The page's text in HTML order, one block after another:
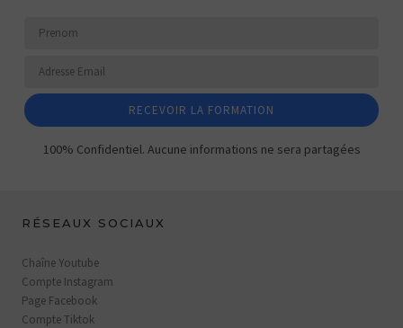
RECEVOIR LA FORMATION
100% Confidentiel. Aucune informations ne sera partagées
RÉSEAUX SOCIAUX
Chaîne Youtube
Compte Instagram
Page Facebook
Compte Tiktok